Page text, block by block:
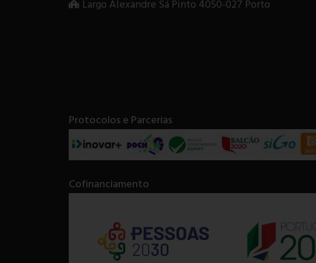
Largo Alexandre Sá Pinto 4050-027 Porto
Protocolos e Parcerias
Cofinanciamento